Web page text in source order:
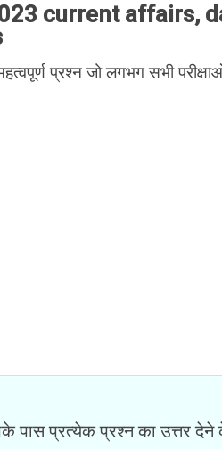
current affairs,
प्रश्न जो लगभग सभी
पास प्रत्येक प्रश्न का उत्तर